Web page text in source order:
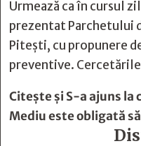
Urmează ca în cursul
prezentat Parchetului
Pitești, cu propunere
preventive.
Citește șiS-a ajuns la
Mediu este obligată